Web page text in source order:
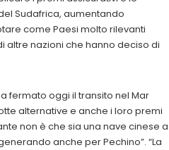
Sudafrica, aumentando
come Paesi molto rilevanti
altre nazioni che hanno deciso di
fermato oggi il transito nel Mar
alternative e anche i loro premi
non è che sia una nave cinese a
anche per Pechino”. “La